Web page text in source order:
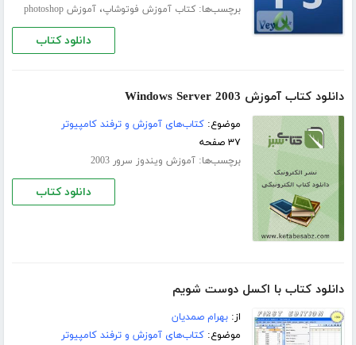
برچسب‌ها:کتاب آموزش فوتوشاپ،آموزش photoshop
دانلود کتاب
دانلود کتاب آموزش Windows Server 2003
موضوع:کتاب‌های آموزش و ترفند کامپیوتر
۳۷ صفحه
برچسب‌ها:آموزش ویندوز سرور 2003
دانلود کتاب
دانلود کتاب با اکسل دوست شویم
از:بهرام صمدیان
موضوع:کتاب‌های آموزش و ترفند کامپیوتر